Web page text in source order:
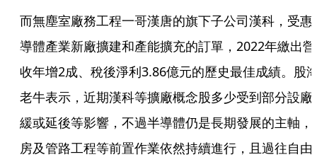
而無塵室廠務工程一哥漢唐的旗下子公司漢科，受惠
導體產業新廠擴建和產能擴充的訂單，2022年繳出營
收年增2成、稅後淨利3.86億元的歷史最佳成績。股
老牛表示，近期漢科等擴廠概念股多少受到部分設廠
緩或延後等影響，不過半導體仍是長期發展的主軸，
房及管路工程等前置作業依然持續進行，且過往自由